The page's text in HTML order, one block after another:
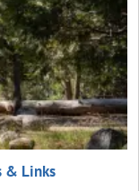
& Links